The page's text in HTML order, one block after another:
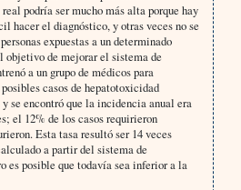
podría ser mucho más alta porque hay
hacer el diagnóstico, y otras veces no se
expuestas a un determinado
objetivo de mejorar el sistema de
a un grupo de médicos para
casos de hepatotoxicidad
se encontró que la incidencia anual era
el 12% de los casos requirieron
Esta tasa resultó ser 14 veces
a partir del sistema de
es posible que todavía sea inferior a la